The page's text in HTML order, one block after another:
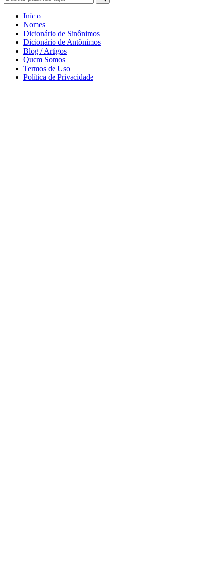
Início
Nomes
Dicionário de Sinônimos
Dicionário de Antônimos
Blog / Artigos
Quem Somos
Termos de Uso
Política de Privacidade